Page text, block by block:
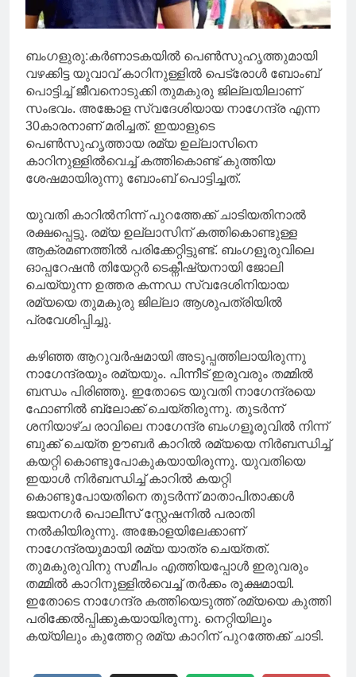
ബംഗളുരു:കർണാടകയിൽ പെൺസുഹൃത്തുമായി
വഴക്കിട്ട യുവാവ് കാറിനുള്ളിൽ പെട്രോൾ ബോംബ്
പൊട്ടിച്ച് ജീവനൊടുക്കി തുമകുരു ജില്ലയിലാണ്
സംഭവം. അ​ങ്കോള സ്വദേശിയായ നാഗേന്ദ്ര എന്ന
30കാരനാണ് മരിച്ചത്. ഇയാളുടെ
പെൺസുഹൃത്തായ രമ്യ ഉല്ലാസിനെ
കാറിനുള്ളിൽവെച്ച് കത്തികൊണ്ട് കുത്തിയ
ശേഷമായിരുന്നു ബോംബ് പൊട്ടിച്ചത്.
യുവതി കാറിൽനിന്ന് പുറത്തേക്ക് ചാടിയതിനാൽ
രക്ഷപ്പെട്ടു. രമ്യ ഉല്ലാസിന് കത്തികൊണ്ടുള്ള
ആക്രമണത്തിൽ പരിക്കേറ്റിട്ടുണ്ട്. ബംഗളൂരുവിലെ
ഓപ്പറേഷൻ തിയേറ്റർ ടെക്നീഷ്യനായി ജോലി
ചെയ്യുന്ന ഉത്തര കന്നഡ സ്വദേശിനിയായ
രമ്യയെ തുമകുരു ജില്ലാ ആശുപത്രിയിൽ
പ്രവേശിപ്പിച്ചു.
കഴിഞ്ഞ ആറുവർഷമായി അടുപ്പത്തിലായിരുന്നു
നാഗേന്ദ്രയും രമ്യയും. പിന്നീട് ഇരുവരും തമ്മിൽ
ബന്ധം പിരിഞ്ഞു. ഇതോടെ യുവതി നാഗേന്ദ്രയെ
ഫോണിൽ ​ബ്ലോക്ക് ചെയ്തിരുന്നു. തുടർന്ന്
ശനിയാഴ്ച രാവിലെ നാഗേന്ദ്ര ബംഗളൂരുവിൽ നിന്ന്
ബുക്ക് ചെയ്ത ഊബർ കാറിൽ രമ്യയെ നിർബന്ധിച്ച്
കയറ്റി കൊണ്ടുപോകുകയായിരുന്നു. യുവതിയെ
ഇയാൾ നിർബന്ധിച്ച് കാറിൽ കയറ്റി
കൊണ്ടുപോയതിനെ തുടർന്ന് മാതാപിതാക്കൾ
ജയനഗർ പൊലീസ് സ്റ്റേഷനിൽ പരാതി
നൽകിയിരുന്നു. അങ്കോളയിലേക്കാണ്
നാഗേന്ദ്രയുമായി രമ്യ യാത്ര ചെയ്തത്.
തുമകുരുവിനു സമീപം എത്തിയപ്പോൾ ഇരുവരും
തമ്മിൽ കാറിനുള്ളിൽവെച്ച് തർക്കം രൂക്ഷമായി.
ഇതോടെ നാഗേന്ദ്ര കത്തിയെടുത്ത് രമ്യയെ കുത്തി
പരിക്കേൽപ്പിക്കുകയായിരുന്നു. നെറ്റിയിലും
കയ്യിലും കുത്തേറ്റ രമ്യ കാറിന് പുറത്തേക്ക് ചാടി.